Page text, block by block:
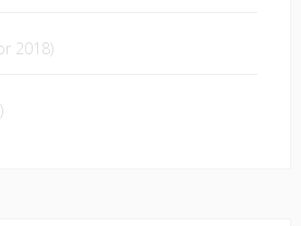
2018)